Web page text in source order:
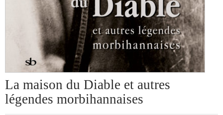
La maison du Diable et autres
légendes morbihannaises